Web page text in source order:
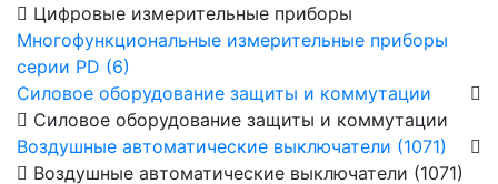
Цифровые измерительные приборы
Многофункциональные измерительные приборы
серии PD (6)
Силовое оборудование защиты и коммутации
Силовое оборудование защиты и коммутации
Воздушные автоматические выключатели (1071)
Воздушные автоматические выключатели (1071)